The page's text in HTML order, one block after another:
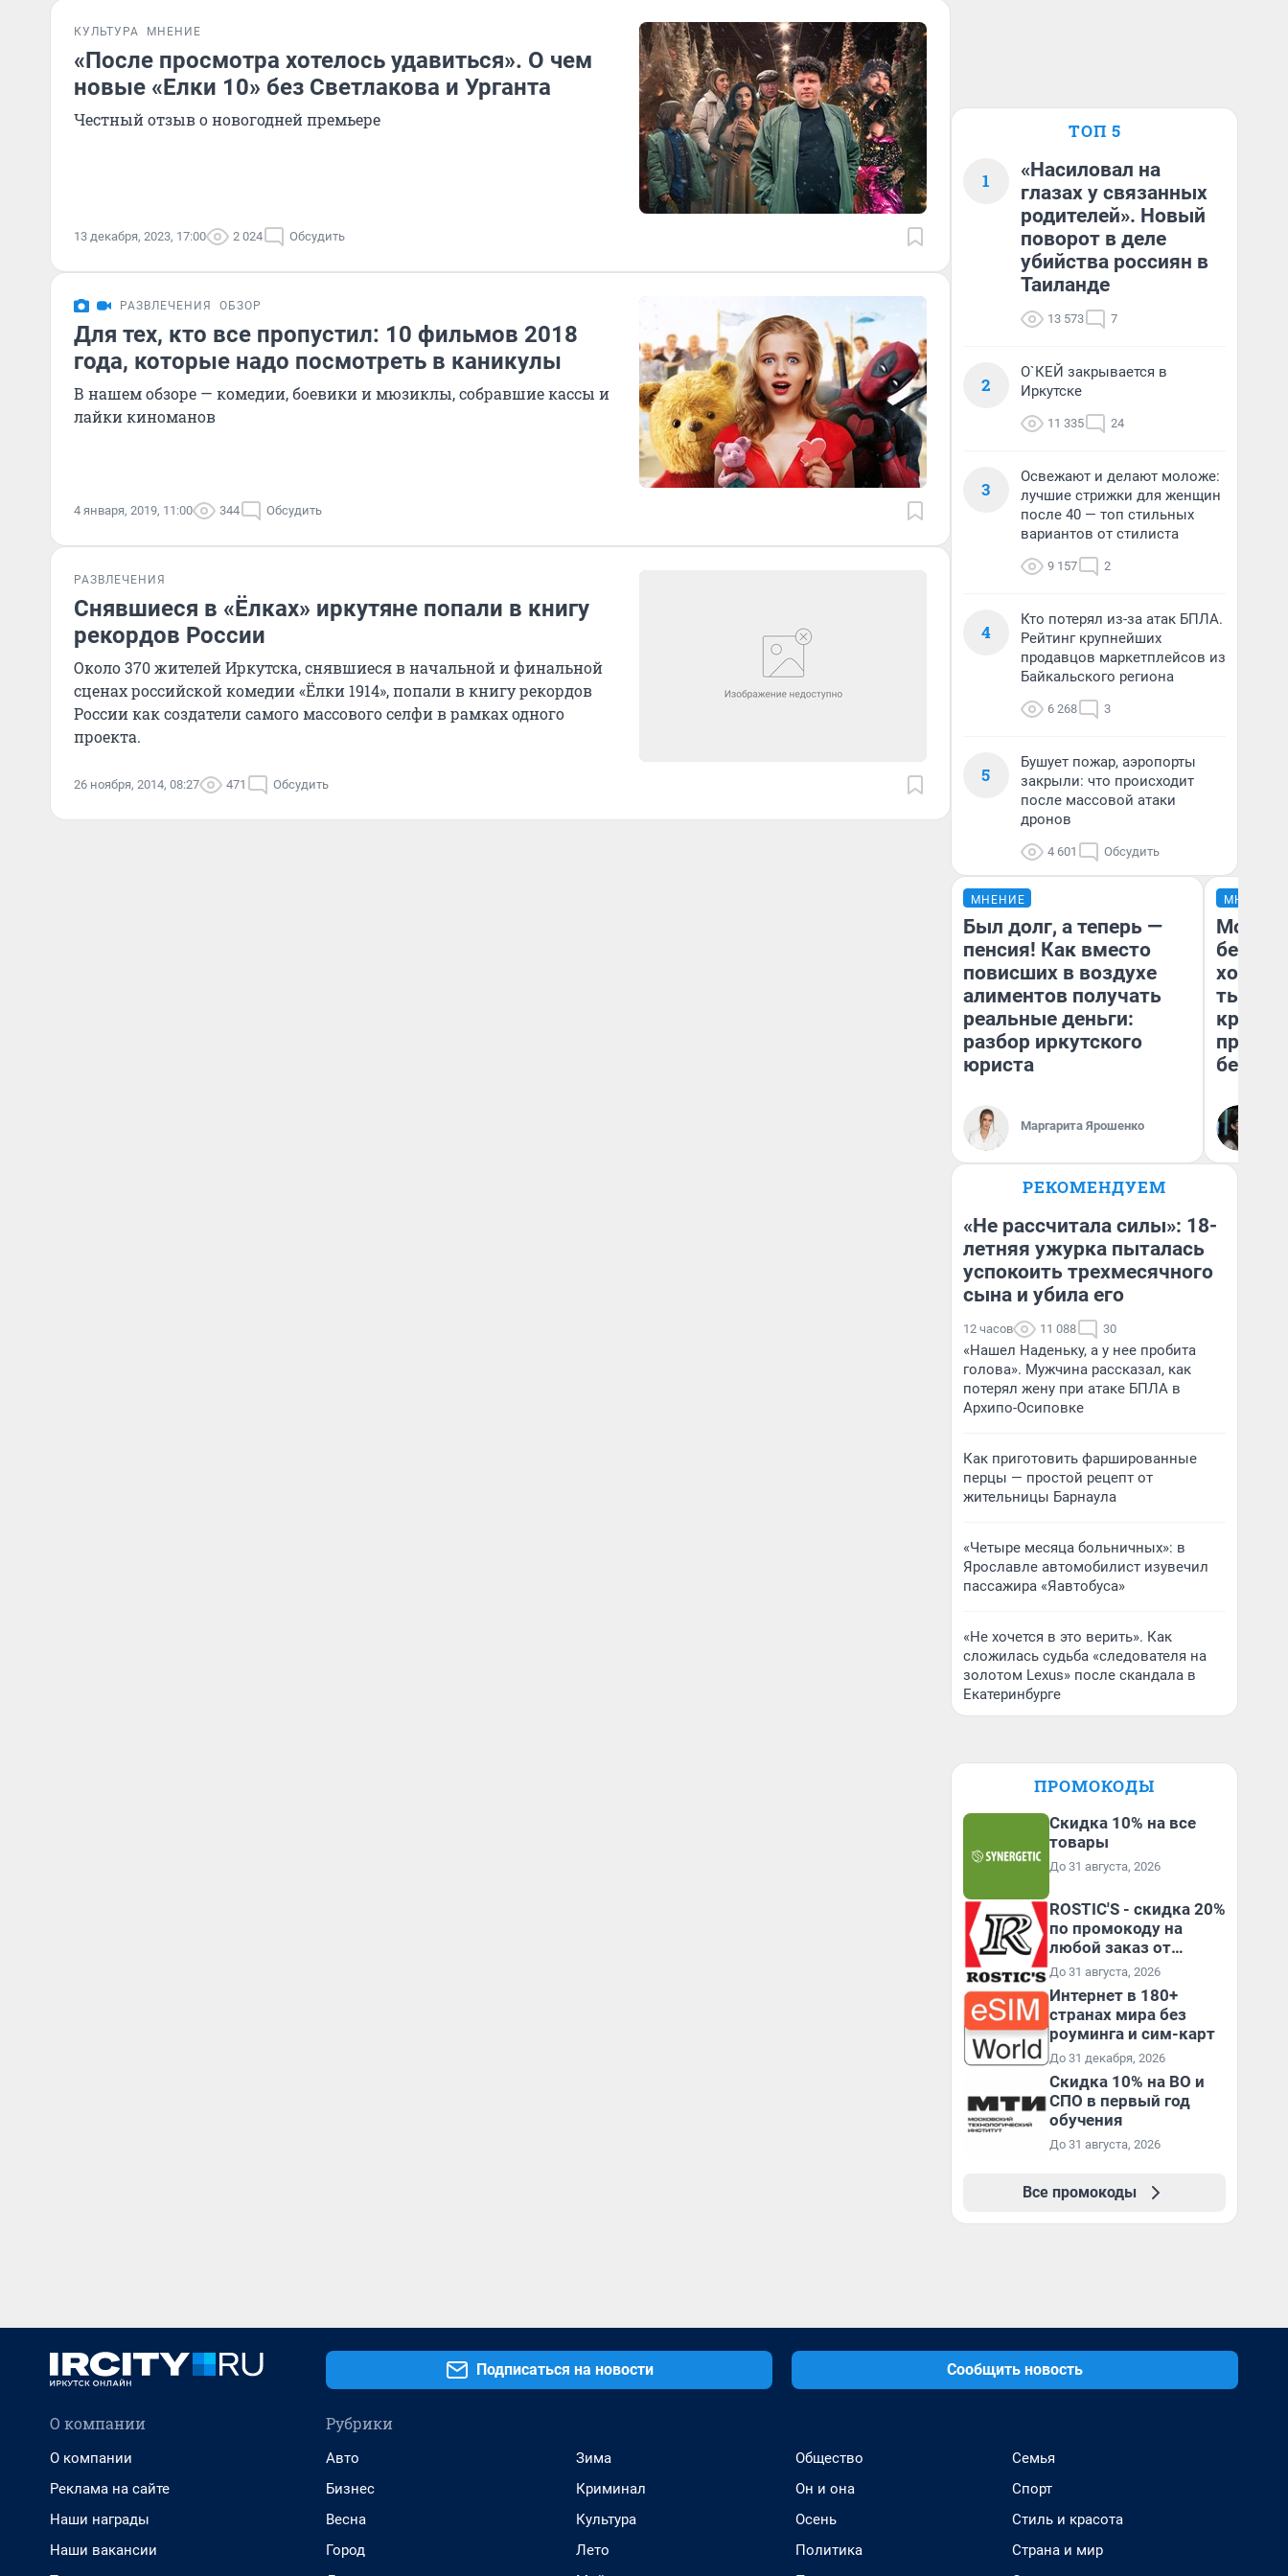
КУЛЬТУРА МНЕНИЕ
«После просмотра хотелось удавиться». О чем
новые «Елки 10» без Светлакова и Урганта
Честный отзыв о новогодней премьере
13 декабря, 2023, 17:00 2 024 Обсудить
РАЗВЛЕЧЕНИЯ ОБЗОР
Для тех, кто все пропустил: 10 фильмов 2018
года, которые надо посмотреть в каникулы
В нашем обзоре — комедии, боевики и мюзиклы, собравшие кассы и
лайки киноманов
4 января, 2019, 11:00 344 Обсудить
РАЗВЛЕЧЕНИЯ
Снявшиеся в «Ёлках» иркутяне попали в книгу
рекордов России
Около 370 жителей Иркутска, снявшиеся в начальной и финальной
сценах российской комедии «Ёлки 1914», попали в книгу рекордов
России как создатели самого массового селфи в рамках одного
проекта.
26 ноября, 2014, 08:27 471 Обсудить
ТОП 5
1
«Насиловал на
глазах у связанных
родителей». Новый
поворот в деле
убийства россиян в
Таиланде
13 573 7
2
О`КЕЙ закрывается в
Иркутске
11 335 24
3
Освежают и делают моложе:
лучшие стрижки для женщин
после 40 — топ стильных
вариантов от стилиста
9 157 2
4
Кто потерял из-за атак БПЛА.
Рейтинг крупнейших
продавцов маркетплейсов из
Байкальского региона
6 268 3
5
Бушует пожар, аэропорты
закрыли: что происходит
после массовой атаки
дронов
4 601 Обсудить
МНЕНИЕ
Был долг, а теперь —
пенсия! Как вместо
повисших в воздухе
алиментов получать
реальные деньги:
разбор иркутского
юриста
Маргарита Ярошенко
МНЕНИЕ
Мой
хотела
тысяч,
РЕКОМЕНДУЕМ
«Не рассчитала силы»: 18-
летняя ужурка пыталась
успокоить трехмесячного
сына и убила его
12 часов 11 088 30
«Нашел Наденьку, а у нее пробита
голова». Мужчина рассказал, как
потерял жену при атаке БПЛА в
Архипо-Осиповке
Как приготовить фаршированные
перцы — простой рецепт от
жительницы Барнаула
«Четыре месяца больничных»: в
Ярославле автомобилист изувечил
пассажира «Яавтобуса»
«Не хочется в это верить». Как
сложилась судьба «следователя на
золотом Lexus» после скандала в
Екатеринбурге
ПРОМОКОДЫ
Скидка 10% на все
товары
До 31 августа, 2026
ROSTIC'S - скидка 20%
по промокоду на
любой заказ от
3199₽!
До 31 августа, 2026
Интернет в 180+
странах мира без
роуминга и сим-карт
До 31 декабря, 2026
Скидка 10% на ВО и
СПО в первый год
обучения
До 31 августа, 2026
Все промокоды
Подписаться на новости Сообщить новость
О компании
О компании
Реклама на сайте
Наши награды
Наши вакансии
Рубрики
Авто
Бизнес
Весна
Город
Зима
Криминал
Культура
Лето
Общество
Он и она
Осень
Политика
Семья
Спорт
Стиль и красота
Страна и мир